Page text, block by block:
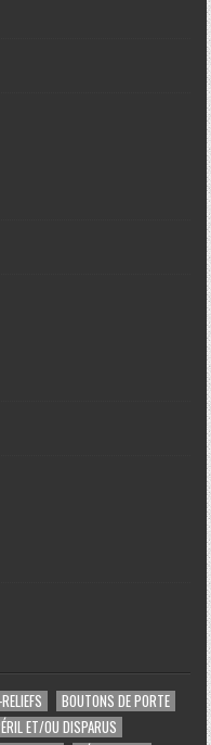
BOUTONS DE PORTE
ET/OU DISPARUS